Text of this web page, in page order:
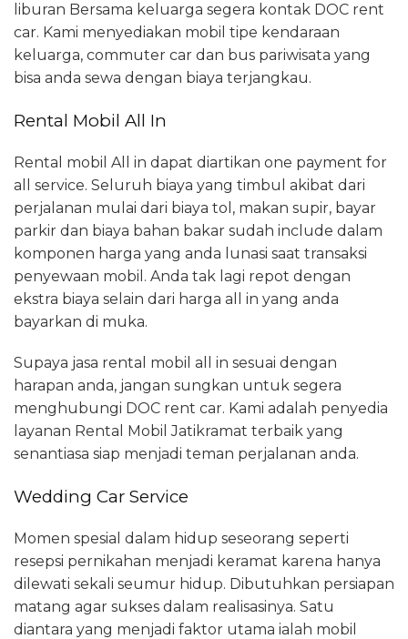
liburan Bersama keluarga segera kontak DOC rent
car. Kami menyediakan mobil tipe kendaraan
keluarga, commuter car dan bus pariwisata yang
bisa anda sewa dengan biaya terjangkau.
Rental Mobil All In
Rental mobil All in dapat diartikan one payment for
all service. Seluruh biaya yang timbul akibat dari
perjalanan mulai dari biaya tol, makan supir, bayar
parkir dan biaya bahan bakar sudah include dalam
komponen harga yang anda lunasi saat transaksi
penyewaan mobil. Anda tak lagi repot dengan
ekstra biaya selain dari harga all in yang anda
bayarkan di muka.
Supaya jasa rental mobil all in sesuai dengan
harapan anda, jangan sungkan untuk segera
menghubungi DOC rent car. Kami adalah penyedia
layanan Rental Mobil Jatikramat terbaik yang
senantiasa siap menjadi teman perjalanan anda.
Wedding Car Service
Momen spesial dalam hidup seseorang seperti
resepsi pernikahan menjadi keramat karena hanya
dilewati sekali seumur hidup. Dibutuhkan persiapan
matang agar sukses dalam realisasinya. Satu
diantara yang menjadi faktor utama ialah mobil